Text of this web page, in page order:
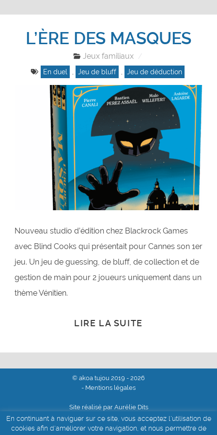
L’ÈRE DES MASQUES
Jeux familiaux
En duel , Jeu de bluff , Jeu de déduction
Nouveau studio d’édition chez Blackrock Games
avec Blind Cooks qui présentait pour Cannes son 1er
jeu. Un jeu de guessing, de bluff, de collection et de
gestion de main pour 2 joueurs uniquement dans un
thème Vénitien.
LIRE LA SUITE
© akoa tujou 2019 - 2026
- Mentions légales
Site réalisé par Aurélie Dits
En continuant à naviguer sur ce site, vous acceptez l'utilisation de
cookies afin d'améliorer votre navigation, et nous permettre de